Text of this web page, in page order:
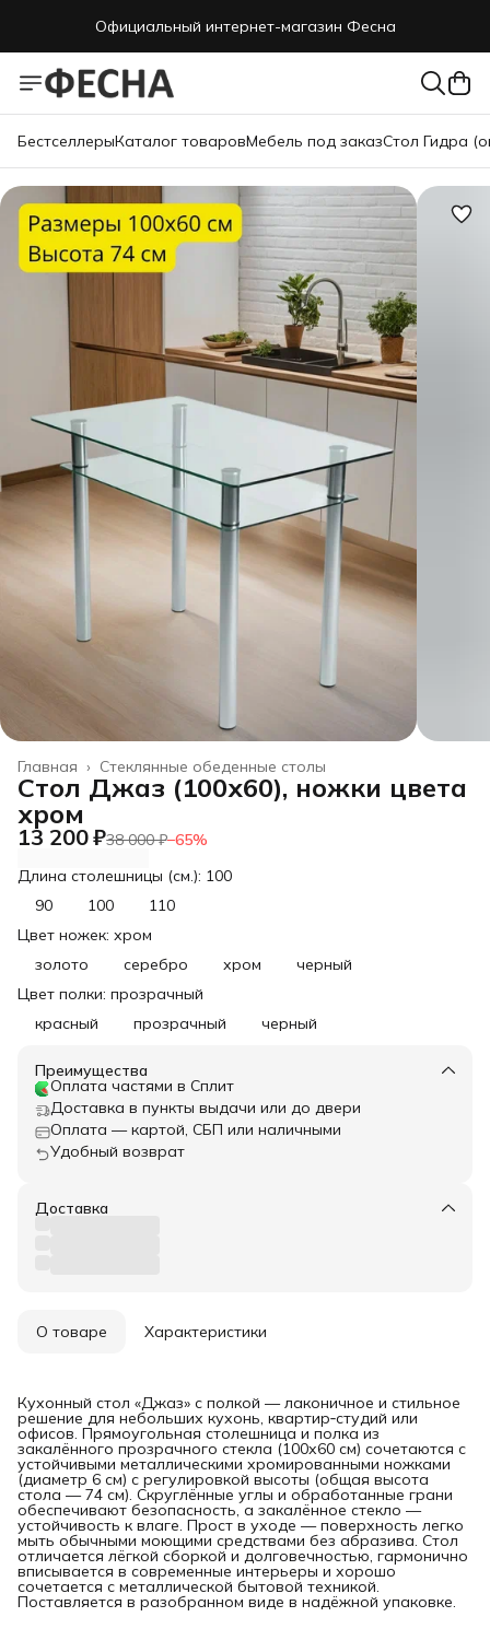
Официальный интернет-магазин Фесна
БестселлерыКаталог товаровМебель под заказСтол Гидра
Стеклянные обеденные столы
Главная ›
Cтол Джаз (100х60), ножки цвета
хром
13 200 ₽38 000 ₽−65%
Длина столешницы (см.): 100
90
100
110
Цвет ножек: хром
золото
серебро хром
черный
Цвет полки: прозрачный
красный
прозрачный черный
Преимущества
Оплата частями в Сплит
Доставка в пункты выдачи или до двери
Оплата — картой, СБП или наличными
Удобный возврат
Доставка
О товаре Характеристики
Кухонный стол «Джаз» с полкой — лаконичное и стильное
решение для небольших кухонь, квартир‑студий или
офисов. Прямоугольная столешница и полка из
закалённого прозрачного стекла (100х60 см) сочетаются с
устойчивыми металлическими хромированными ножками
(диаметр 6 см) с регулировкой высоты (общая высота
стола — 74 см). Скруглённые углы и обработанные грани
обеспечивают безопасность, а закалённое стекло —
устойчивость к влаге. Прост в уходе — поверхность легко
мыть обычными моющими средствами без абразива. Стол
отличается лёгкой сборкой и долговечностью, гармонично
вписывается в современные интерьеры и хорошо
сочетается с металлической бытовой техникой.
Поставляется в разобранном виде в надёжной упаковке.